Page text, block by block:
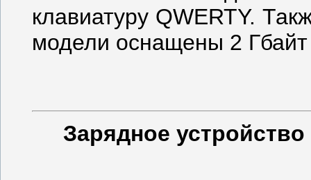
клавиатуру QWERTY.
модели оснащены 2
Зарядное устройство